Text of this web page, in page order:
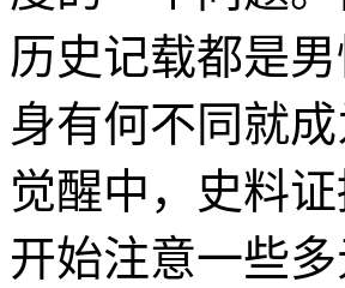
历史记载都是
身有何不同就
觉醒中，史料
开始注意一些